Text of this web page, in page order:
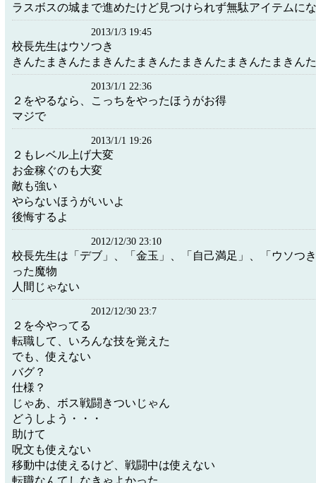
ラスボスの城まで進めたけど見つけられず無駄アイテムに
2013/1/3 19:45
校長先生はウソつき
きんたまきんたまきんたまきんたまきんたまきんたまきん
2013/1/1 22:36
２をやるなら、こっちをやったほうがお得
マジで
2013/1/1 19:26
２もレベル上げ大変
お金稼ぐのも大変
敵も強い
やらないほうがいいよ
後悔するよ
2012/12/30 23:10
校長先生は「デブ」、「金玉」、「自己満足」、「ウソつ
った魔物
人間じゃない
2012/12/30 23:7
２を今やってる
転職して、いろんな技を覚えた
でも、使えない
バグ？
仕様？
じゃあ、ボス戦闘きついじゃん
どうしよう・・・
助けて
呪文も使えない
移動中は使えるけど、戦闘中は使えない